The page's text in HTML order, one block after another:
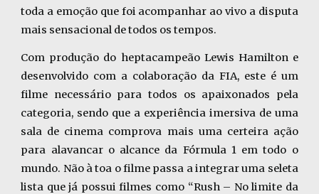
toda a emoção que foi acompanhar ao vivo a disputa
mais sensacional de todos os tempos.
Com produção do heptacampeão Lewis Hamilton e
desenvolvido com a colaboração da FIA, este é um
filme necessário para todos os apaixonados pela
categoria, sendo que a experiência imersiva de uma
sala de cinema comprova mais uma certeira ação
para alavancar o alcance da Fórmula 1 em todo o
mundo. Não à toa o filme passa a integrar uma seleta
lista que já possui filmes como “Rush – No limite da